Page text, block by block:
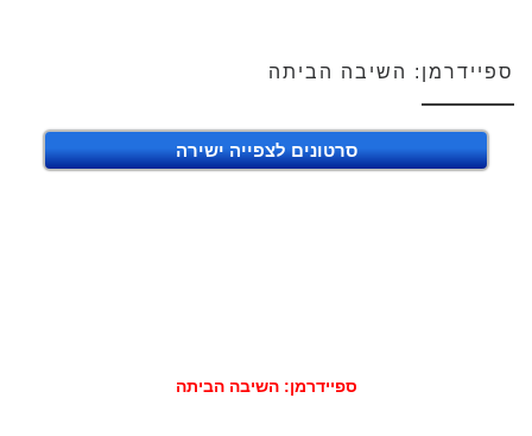
ספיידרמן: השיבה הביתה
סרטונים לצפייה ישירה
ספיידרמן: השיבה הביתה